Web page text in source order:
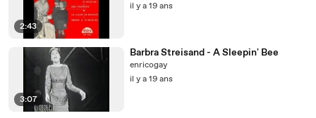
2:43
il y a 19 ans
3:07
Barbra Streisand - A Sleepin' Bee
enricogay
il y a 19 ans